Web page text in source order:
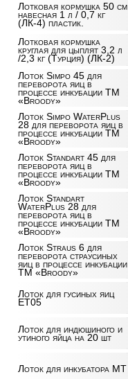
Лотковая кормушка 50 см
навесная 1 л / 0,7 кг
(ЛК-4) пластик.
Лотковая кормушка
круглая для цыплят 3,2 л
/2,3 кг (Турция) (ЛК-2)
Лоток Simpo 45 для
переворота яиц в
процессе инкубации ТМ
«Broody»
Лоток Simpo WaterPlus
28 для переворота яиц в
процессе инкубации ТМ
«Broody»
Лоток Standart 45 для
переворота яиц в
процессе инкубации ТМ
«Broody»
Лоток Standart
WaterPlus 28 для
переворота яиц в
процессе инкубации ТМ
«Broody»
Лоток Straus 6 для
переворота страусиных
яиц в процессе инкубации
ТМ «Broody»
Лоток для гусиных яиц
ET05
Лоток для индюшиного и
утиного яйца на 20 шт
Лоток для инкубатора MT